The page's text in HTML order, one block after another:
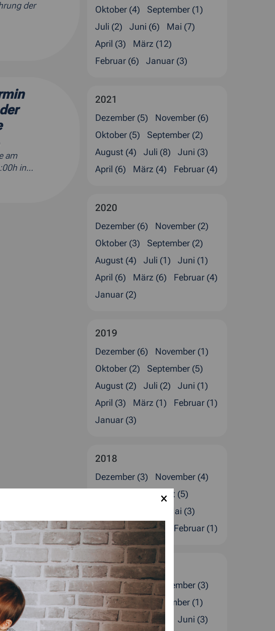
der
am
in…
Oktober (4)
September (1)
Juli (2)
Juni (6)
Mai (7)
April (3)
März (12)
Februar (6)
Januar (3)
2021
Dezember (5)
November (6)
Oktober (5)
September (2)
August (4)
Juli (8)
Juni (3)
April (6)
März (4) Februar (4)
2020
Dezember (6)
November (2)
Oktober (3)
September (2)
August (4)
Juli (1)
Juni (1)
April (6)
März (6)
Februar (4)
Januar (2)
2019
Dezember (6)
November (1)
Oktober (2)
September (5)
August (2)
Juli (2)
Juni (1)
April (3)
März (1)
Februar (1)
Januar (3)
2018
Dezember (3)
November (4)
August (5)
Mai (3)
April (1)
März (2) Februar (1)
2017
Dezember (4)
November (3)
Oktober (2)
September (1)
August (1)
Juli (4)
Juni (3)